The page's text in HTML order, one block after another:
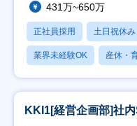
431万~650万
正社員採用 土日祝休み
業界未経験OK 産休・
KKI1[経営企画部]社内